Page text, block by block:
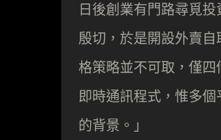
日後創業有門路尋覓
殷切，於是開設外賣
格策略並不可取，僅
即時通訊程式，惟多
的背景。」